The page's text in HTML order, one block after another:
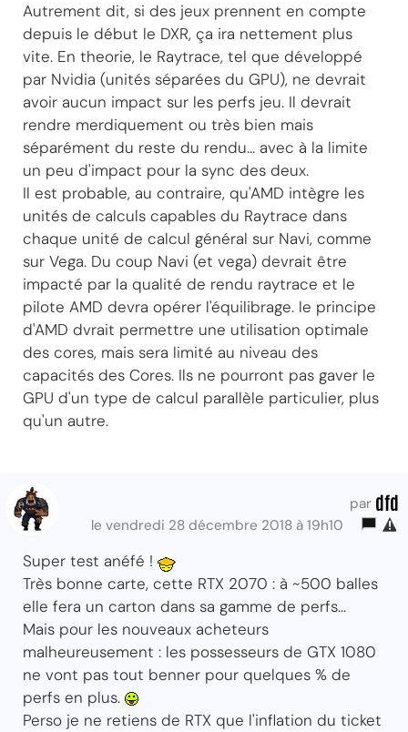
Autrement dit, si des jeux prennent en compte
depuis le début le DXR, ça ira nettement plus
vite. En theorie, le Raytrace, tel que développé
par Nvidia (unités séparées du GPU), ne devrait
avoir aucun impact sur les perfs jeu. Il devrait
rendre merdiquement ou très bien mais
séparément du reste du rendu... avec à la limite
un peu d'impact pour la sync des deux.
Il est probable, au contraire, qu'AMD intègre les
unités de calculs capables du Raytrace dans
chaque unité de calcul général sur Navi, comme
sur Vega. Du coup Navi (et vega) devrait être
impacté par la qualité de rendu raytrace et le
pilote AMD devra opérer l'équilibrage. le principe
d'AMD dvrait permettre une utilisation optimale
des cores, mais sera limité au niveau des
capacités des Cores. Ils ne pourront pas gaver le
GPU d'un type de calcul parallèle particulier, plus
qu'un autre.
par dfd
le vendredi 28 décembre 2018 à 19h10
Super test anéfé !
Très bonne carte, cette RTX 2070 : à ~500 balles
elle fera un carton dans sa gamme de perfs...
Mais pour les nouveaux acheteurs
malheureusement : les possesseurs de GTX 1080
ne vont pas tout benner pour quelques % de
perfs en plus.
Perso je ne retiens de RTX que l'inflation du ticket